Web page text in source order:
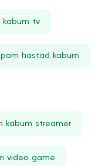
kabum tv
hastad kabum
kabum streamer
video game